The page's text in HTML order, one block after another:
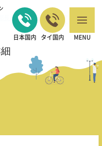
日本国内 タイ国内 MENU
長の熱血レビュー>ザ アルコーブ
トンロー 5